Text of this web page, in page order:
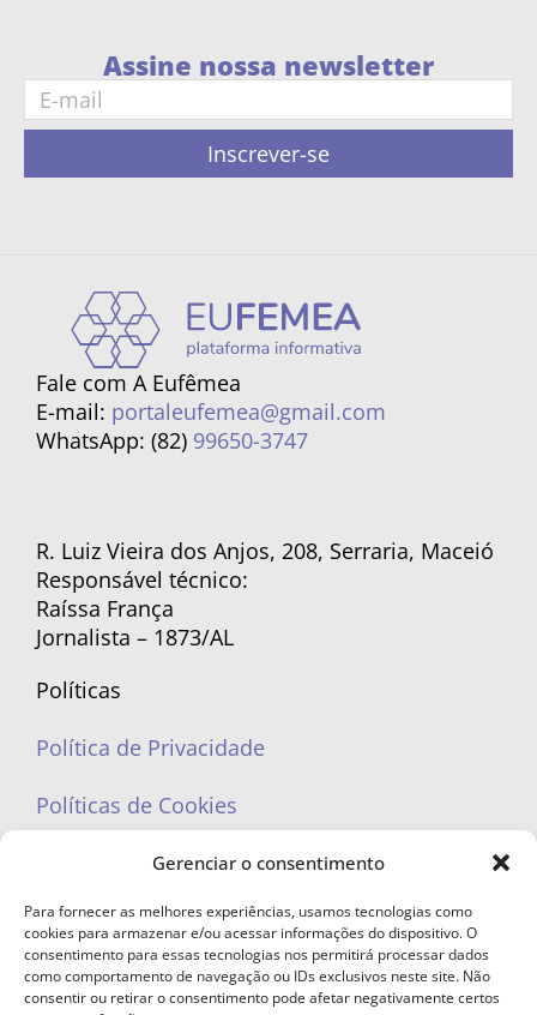
Gerenciar o consentimento
Para fornecer as melhores experiências, usamos tecnologias como
cookies para armazenar e/ou acessar informações do dispositivo. O
consentimento para essas tecnologias nos permitirá processar dados
como comportamento de navegação ou IDs exclusivos neste site. Não
consentir ou retirar o consentimento pode afetar negativamente certos
Assine nossa newsletter
Inscrever-se
Fale com A Eufêmea
E-mail: portaleufemea@gmail.com
WhatsApp: (82) 99650-3747
R. Luiz Vieira dos Anjos, 208, Serraria, Maceió
Responsável técnico:
Raíssa França
Jornalista – 1873/AL
Políticas
Política de Privacidade
Políticas de Cookies
portaleufemea@gmail.com